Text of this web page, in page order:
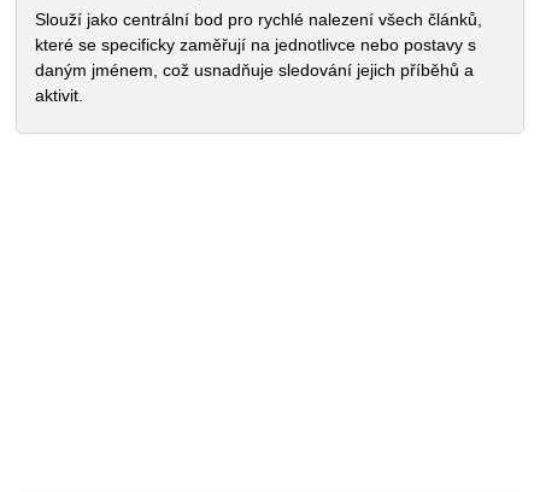
Slouží jako centrální bod pro rychlé nalezení všech článků,
které se specificky zaměřují na jednotlivce nebo postavy s
daným jménem, což usnadňuje sledování jejich příběhů a
aktivit.